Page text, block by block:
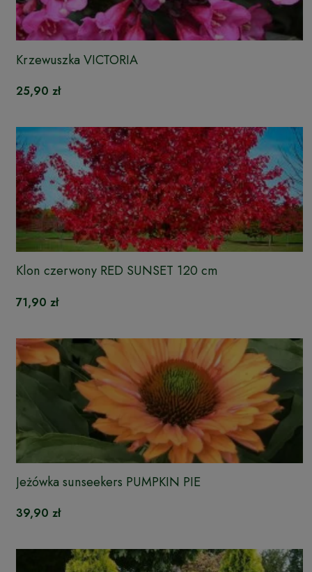
Krzewuszka VICTORIA
25,90 zł
Klon czerwony RED SUNSET 120 cm
71,90 zł
Jeżówka sunseekers PUMPKIN PIE
39,90 zł